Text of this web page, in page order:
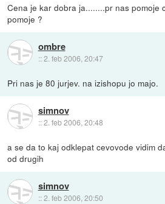
Cena je kar dobra ja........pr nas pomoje
pomoje ?
ombre
::2. feb 2006, 20:47
Pri nas je 80 jurjev. na izishopu jo majo.
simnov
::2. feb 2006, 20:48
a se da to kaj odklepat cevovode vidim
od drugih
simnov
::2. feb 2006, 20:50